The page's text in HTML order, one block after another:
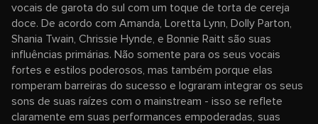
vocais de garota do sul com um toque de torta de cereja
doce. De acordo com Amanda, Loretta Lynn, Dolly Parton,
Shania Twain, Chrissie Hynde, e Bonnie Raitt são suas
influências primárias. Não somente para os seus vocais
fortes e estilos poderosos, mas também porque elas
romperam barreiras do sucesso e lograram integrar os seus
sons de suas raízes com o mainstream - isso se reflete
claramente em suas performances empoderadas, suas